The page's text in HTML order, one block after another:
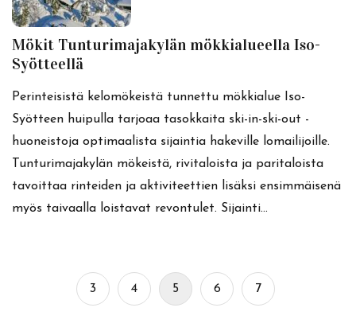
Mökit Tunturimajakylän mökkialueella Iso-
Syötteellä
Perinteisistä kelomökeistä tunnettu mökkialue Iso-
Syötteen huipulla tarjoaa tasokkaita ski-in-ski-out -
huoneistoja optimaalista sijaintia hakeville lomailijoille.
Tunturimajakylän mökeistä, rivitaloista ja paritaloista
tavoittaa rinteiden ja aktiviteettien lisäksi ensimmäisenä
myös taivaalla loistavat revontulet. Sijainti…
3 4 5 6 7